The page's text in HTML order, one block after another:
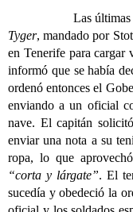
Las últimas
Tyger, mandado por
en Tenerife para cargar
informó que se había
ordenó entonces el
enviando a un oficial
nave. El capitán
enviar una nota a su
ropa, lo que
“corta y lárgate”. El
sucedía y obedeció la